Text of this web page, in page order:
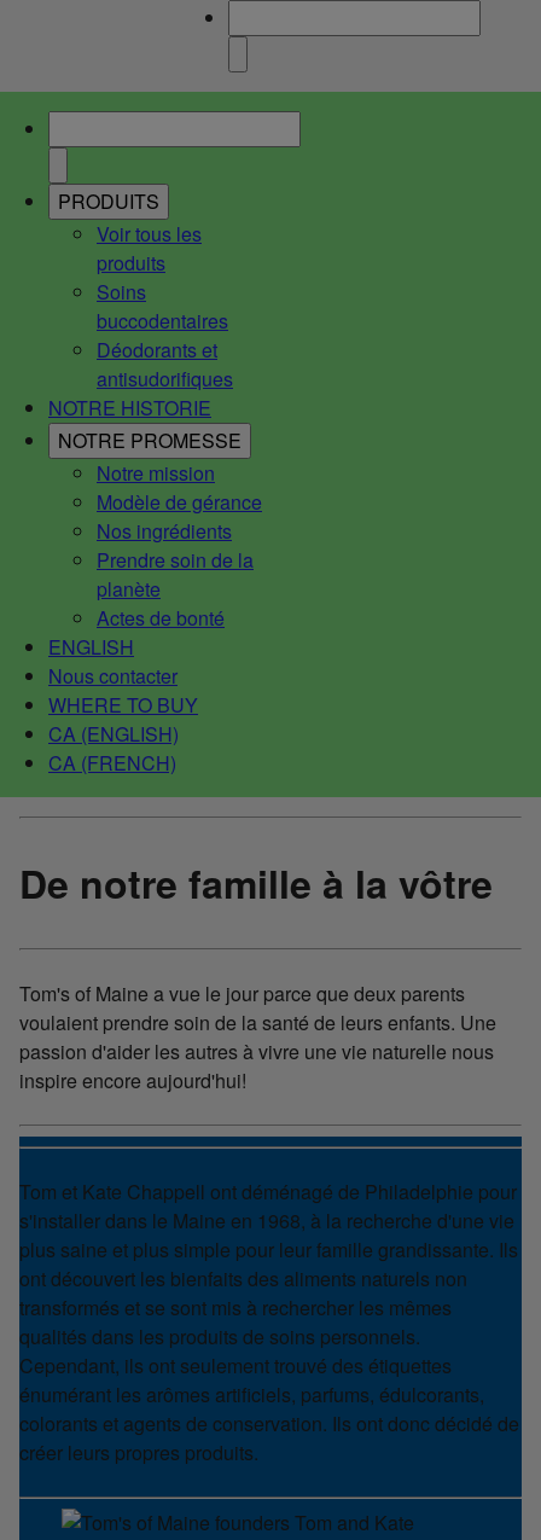
PRODUITS
Voir tous les
produits
Soins
buccodentaires
Déodorants et
antisudorifiques
NOTRE HISTORIE
NOTRE PROMESSE
Notre mission
Modèle de gérance
Nos ingrédients
Prendre soin de la
planète
Actes de bonté
ENGLISH
Nous contacter
WHERE TO BUY
CA (ENGLISH)
CA (FRENCH)
De notre famille à la vôtre
Tom's of Maine a vue le jour parce que deux parents
voulaient prendre soin de la santé de leurs enfants. Une
passion d'aider les autres à vivre une vie naturelle nous
inspire encore aujourd'hui!
Tom et Kate Chappell ont déménagé de Philadelphie pour
s'installer dans le Maine en 1968, à la recherche d'une vie
plus saine et plus simple pour leur famille grandissante. Ils
ont découvert les bienfaits des aliments naturels non
transformés et se sont mis à rechercher les mêmes
qualités dans les produits de soins personnels.
Cependant, ils ont seulement trouvé des étiquettes
énumérant les arômes artificiels, parfums, édulcorants,
colorants et agents de conservation. Ils ont donc décidé de
créer leurs propres produits.